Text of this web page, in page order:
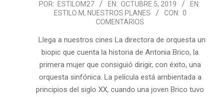
2019-POR: ESTILOM27 EN: OCTUBRE 5, 2019
EN:
ESTILO M, NUESTROS PLANES CON: 0
COMENTARIOS
Llega a nuestros cines La directora de orquesta un
biopic que cuenta la historia de Antonia Brico, la
primera mujer que consiguió dirigir, con éxito, una
orquesta sinfónica. La película está ambientada a
principios del siglo XX, cuando una joven Brico tuvo